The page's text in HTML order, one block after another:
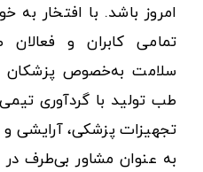
امروز باشد. با افتخار به
تمامی کابران و
سلامت به‌خصوص پزشکان
طب تولید با گردآوری
تجهیزات پزشکی، آرایشی
به عنوان مشاور بی‌طرف در